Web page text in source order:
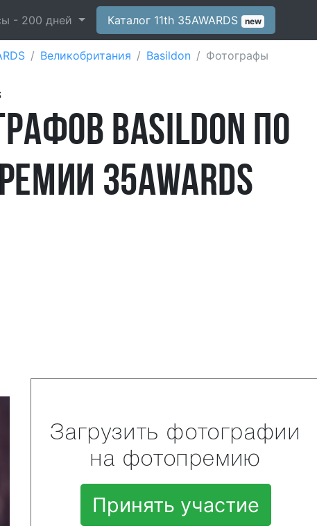
- 200 дней Каталог 11th 35AWARDS new
Великобритания Basildon Фотографы
Basildon по
35AWARDS
Загрузить фотографии
на фотопремию
Принять участие